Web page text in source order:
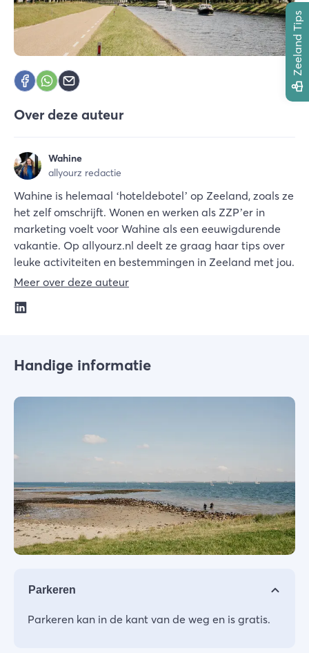
Over deze auteur
Wahine
allyourz redactie
Wahine is helemaal ‘hoteldebotel’ op Zeeland, zoals ze
het zelf omschrijft. Wonen en werken als ZZP’er in
marketing voelt voor Wahine als een eeuwigdurende
vakantie. Op allyourz.nl deelt ze graag haar tips over
leuke activiteiten en bestemmingen in Zeeland met jou.
Meer over deze auteur
Handige informatie
Parkeren
Parkeren kan in de kant van de weg en is gratis.
Zeeland Tips